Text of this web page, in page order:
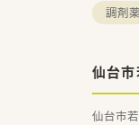
調剤
仙台
仙台市